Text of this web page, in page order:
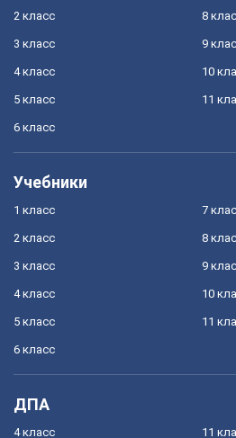
2 класс
3 класс
4 класс
5 класс
6 класс
8
9
10
11
Учебники
1 класс
2 класс
3 класс
4 класс
5 класс
6 класс
7
8
9
10
11
ДПА
4 класс 11